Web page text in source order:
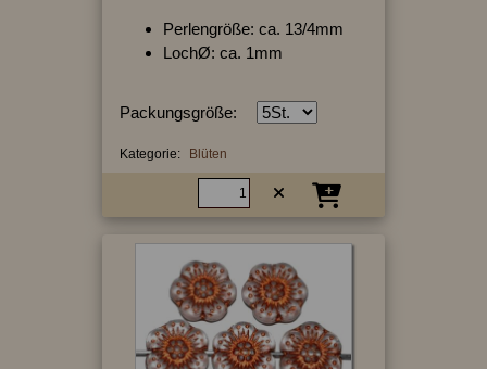
Perlengröße: ca. 13/4mm
LochØ: ca. 1mm
Packungsgröße:
Kategorie: Blüten